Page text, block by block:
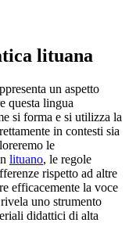
lituana
un aspetto
questa lingua
si forma e si utilizza la
in contesti sia
le
lituano, le regole
rispetto ad altre
efficacemente la voce
uno strumento
didattici di alta